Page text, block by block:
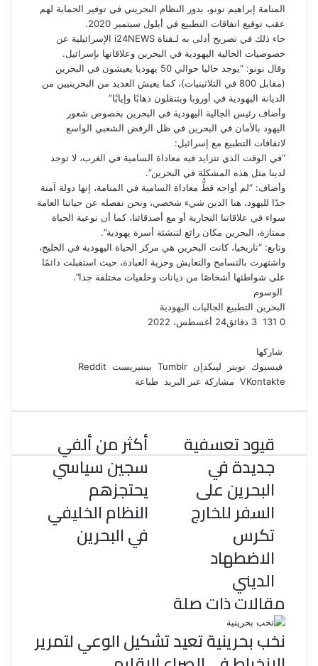
المنامة إبراهيم نونو، بدور النظام البحريني في توفير الحماية لهم
عقب توقيع اتفاقات التطبيع في أيلول سبتمبر 2020.
جاء ذلك في تصريح أدلى به لـقناة i24NEWS الإسرائيلية عن
خصوصيات الجالية اليهودية في البحرين وعلاقاتها بإسرائيل.
وقال نونو: “يوجد حاليا حوالي 50 يهوديا يعيشون في البحرين
(مقابل 800 في الثلاثينيات)، كما يعيش العديد من البحرينيين من
الديانة اليهودية في أوروبا ويتنقلون ذهابًا وإيابًا”
وأضاف رئيس الجالية اليهودية في البحرين بخصوص شعور
اليهود بالأمان في البحرين في ظل الرفض الشعبي الواسع
لاتفاقات التطبيع مع إسرائيل:
“في الوقت الذي تتزايد فيه معاداة السامية في الغرب، لا توجد
لدينا مثل هذه المشكلة في البحرين”.
وأضاف: “لم أواجه قطُّ معاداة السامية في المنامة، إنها دولة آمنة
جدًا لليهود، هنا الدين شيء شخصي، ونحن نفصله عن حياتنا العامة
سواء في علاقاتنا التجارية أو مع أصدقائنا، كما أن نوعية الحياة
ممتازة، البحرين مكان رائع لتنشئة أسرة يهودية”.
وتابع: “تاريخيا، كانت البحرين هي مركز الحياة اليهودية في الخليج،
واشتهرت بالتسامح والتعايش وحرية العبادة، حيث استقبلت دائمًا
على شواطئها أشخاصًا من ديانات وخلفيات مختلفة جدا”.
الوسوم
البحرين التطبيع الجاليات اليهودية
24 أغسطس، 2022
0
ي
س
ب
ك
و
ي
ت
ي
ن
ك
إ
T
u
m
l
ي
ن
ت
ر
س
ت
R
e
d
i
ا
ت
س
ب
شاركها
فيسبوك تويتر لينكدإن بينتيريست
مشاركة عبر البريد طباعة
أكثر من ألفي
سجين سياسي
يحتجزهم
النظام الخليفي
في البحرين
قيود تعسفية
جديدة في
البحرين على
السفر للخارج
تكرس
الاضطهاد
الديني
مقالات ذات صلة
نخب بحرينية تعيد تشكيل الوعي لتمرير